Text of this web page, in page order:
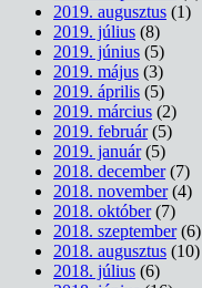
2019. augusztus (1)
2019. július (8)
2019. június (5)
2019. május (3)
2019. április (5)
2019. március (2)
2019. február(5)
2019. január(5)
2018. december(7)
2018. november(4)
2018. október(7)
2018. szeptember(6)
2018. augusztus (10)
2018. július (6)